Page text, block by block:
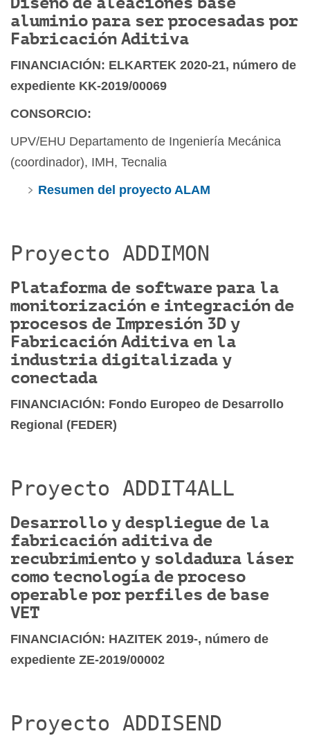
aluminio para ser procesadas por
Fabricación Aditiva
FINANCIACIÓN: ELKARTEK 2020-21, número de
expediente KK-2019/00069
CONSORCIO:
UPV/EHU Departamento de Ingeniería Mecánica
(coordinador), IMH, Tecnalia
Resumen del proyecto ALAM
Proyecto ADDIMON
Plataforma de software para la
monitorización e integración de
procesos de Impresión 3D y
Fabricación Aditiva en la
industria digitalizada y
conectada
FINANCIACIÓN: Fondo Europeo de Desarrollo
Regional (FEDER)
Proyecto ADDIT4ALL
Desarrollo y despliegue de la
fabricación aditiva de
recubrimiento y soldadura láser
como tecnología de proceso
operable por perfiles de base
VET
FINANCIACIÓN: HAZITEK 2019-, número de
expediente ZE-2019/00002
Proyecto ADDISEND